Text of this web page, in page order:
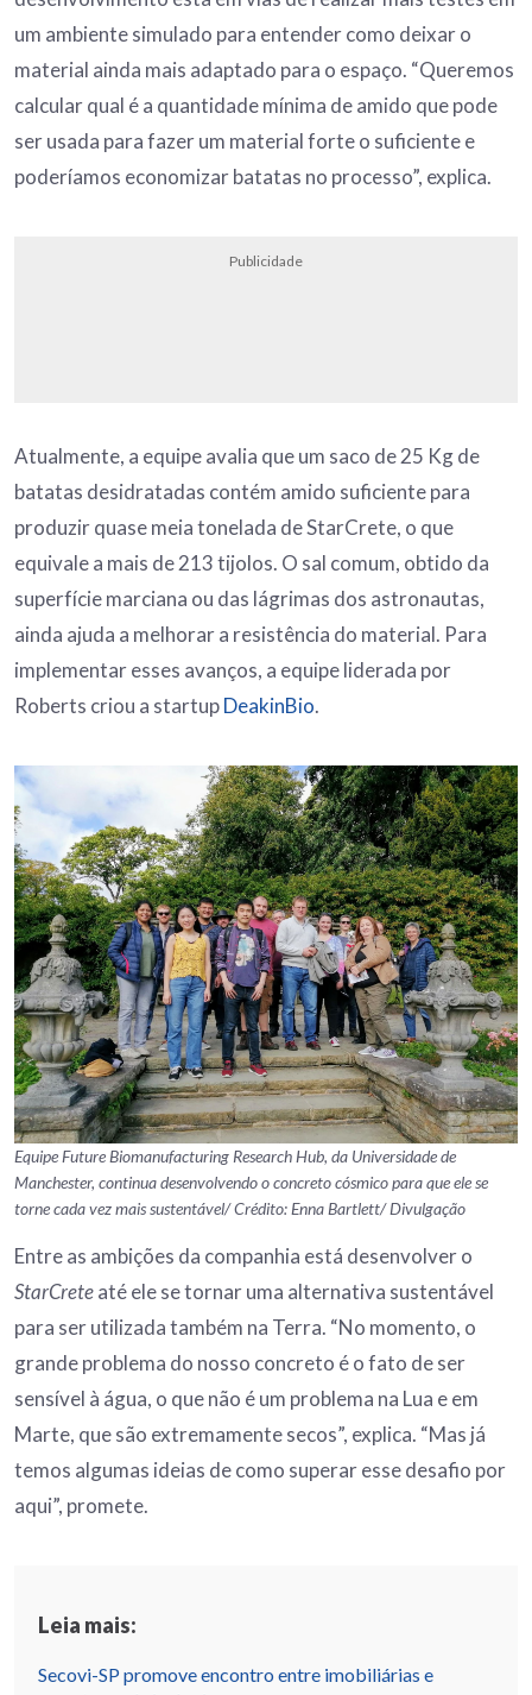
um ambiente simulado para entender como deixar o
material ainda mais adaptado para o espaço. “Queremos
calcular qual é a quantidade mínima de amido que pode
ser usada para fazer um material forte o suficiente e
poderíamos economizar batatas no processo”, explica.
Publicidade
Atualmente, a equipe avalia que um saco de 25 Kg de
batatas desidratadas contém amido suficiente para
produzir quase meia tonelada de StarCrete, o que
equivale a mais de 213 tijolos. O sal comum, obtido da
superfície marciana ou das lágrimas dos astronautas,
ainda ajuda a melhorar a resistência do material. Para
implementar esses avanços, a equipe liderada por
Roberts criou a startupDeakinBio.
Equipe Future Biomanufacturing Research Hub, da Universidade de
Manchester, continua desenvolvendo o concreto cósmico para que ele se
torne cada vez mais sustentável/ Crédito: Enna Bartlett/ Divulgação
Entre as ambições da companhia está desenvolver o
StarCreteaté ele se tornar uma alternativa sustentável
para ser utilizada também na Terra. “No momento, o
grande problema do nosso concreto é o fato de ser
sensível à água, o que não é um problema na Lua e em
Marte, que são extremamente secos”, explica. “Mas já
temos algumas ideias de como superar esse desafio por
aqui”, promete.
Leia mais:
Secovi-SP promove encontro entre imobiliárias e